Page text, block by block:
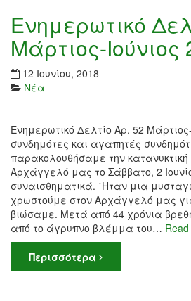
Ενημερωτικό
Μάρτιος-Ιούνιος
12 Ιουνίου, 2018
Νέα
Ενημερωτικό Δελτίο Αρ. 52
συνδημότες και αγαπητές
παρακολουθήσαμε την
Αρχάγγελό μας το Σάββατο, 2
συναισθηματικά. ΄Ηταν μια
χρωστούμε στον Αρχάγγελό μας
βιώσαμε. Μετά από 44 χρόνια
από το άγρυπνο βλέμμα του…
Περισσότερα